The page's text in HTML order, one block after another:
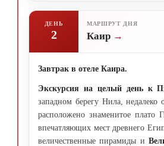
ДЕНЬ
2
МАРШРУТ ДНЯ
Каир
Завтрак в отеле Каира.
Экскурсия на целый день к
западном берегу Нила, недалеко
расположено знаменитое
впечатляющих мест древнего
величественные пирамиды и